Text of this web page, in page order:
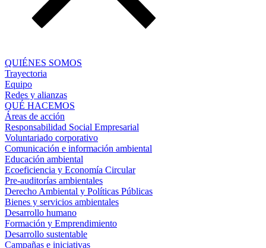
QUIÉNES SOMOS
Trayectoria
Equipo
Redes y alianzas
QUÉ HACEMOS
Áreas de acción
Responsabilidad Social Empresarial
Voluntariado corporativo
Comunicación e información ambiental
Educación ambiental
Ecoeficiencia y Economía Circular
Pre-auditorías ambientales
Derecho Ambiental y Políticas Públicas
Bienes y servicios ambientales
Desarrollo humano
Formación y Emprendimiento
Desarrollo sustentable
Campañas e iniciativas